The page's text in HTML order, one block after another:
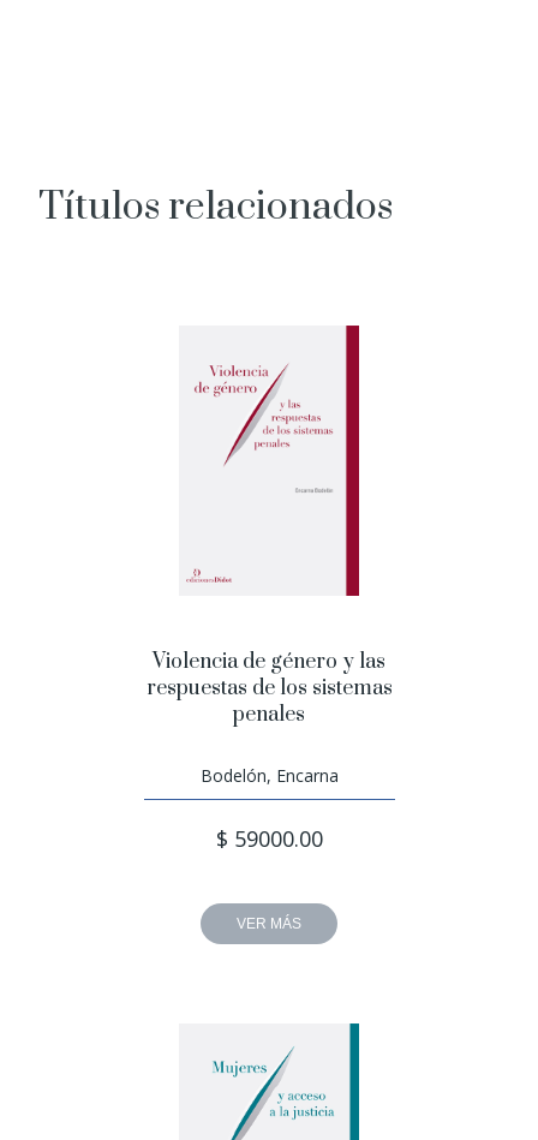
Títulos relacionados
Violencia de género y las
respuestas de los sistemas
penales
Bodelón, Encarna
$ 59000.00
VER MÁS